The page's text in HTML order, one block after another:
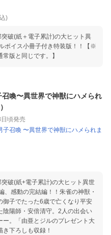
)
突破(紙＋電子累計)の大ヒット異
ボイス小冊子付き特装版！！【※
版と同じです。】
召喚〜異世界で神獣にハメられ
頃発売
子召喚 〜異世界で神獣にハメられま
突破(紙+電子累計)の大ヒット異世
、感動の完結編！！朱雀の神獣・
御子でたった6歳で亡くなり平安
陰陽師・安倍清守。2人の出会い
ー。「由亜とジルのプレゼント大
き下ろしも収録！